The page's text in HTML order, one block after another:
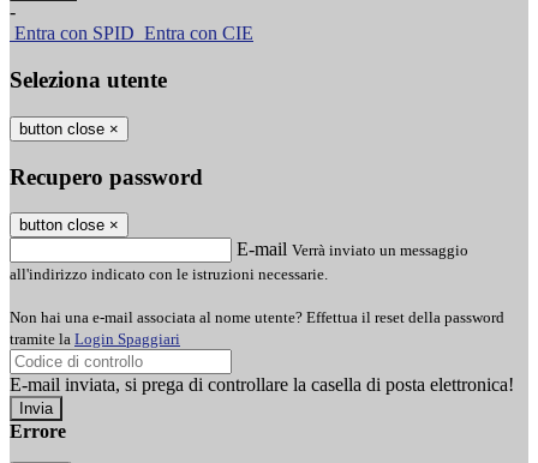
-
Entra con SPID Entra con CIE
Seleziona utente
button close ×
Recupero password
button close ×
E-mail Verrà inviato un messaggio
all'indirizzo indicato con le istruzioni necessarie.
Non hai una e-mail associata al nome utente? Effettua il reset della password
tramite la Login Spaggiari
E-mail inviata, si prega di controllare la casella di posta elettronica!
Errore